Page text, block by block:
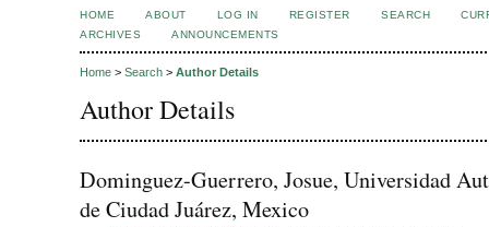
HOME ABOUT LOG IN REGISTER SEARCH
ARCHIVES
ANNOUNCEMENTS
Home > Search > Author Details
Author Details
Dominguez-Guerrero, Josue, Universidad
de Ciudad Juárez, Mexico